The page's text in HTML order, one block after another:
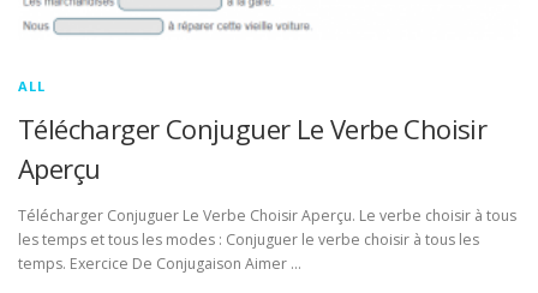
ALL
Télécharger Conjuguer Le Verbe Choisir
Aperçu
Télécharger Conjuguer Le Verbe Choisir Aperçu. Le verbe choisir à tous
les temps et tous les modes : Conjuguer le verbe choisir à tous les
temps. Exercice De Conjugaison Aimer …